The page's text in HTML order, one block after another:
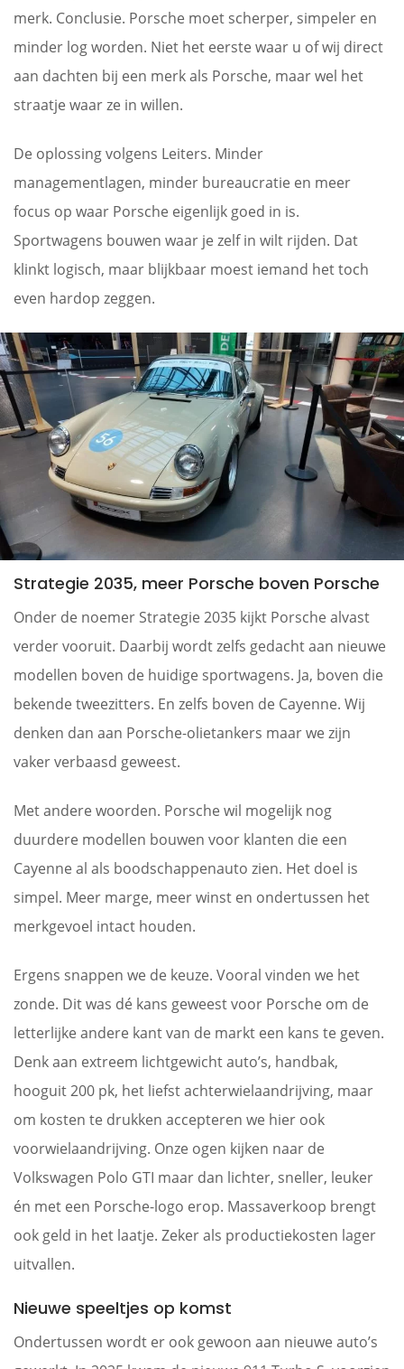
merk. Conclusie. Porsche moet scherper, simpeler en
minder log worden. Niet het eerste waar u of wij direct
aan dachten bij een merk als Porsche, maar wel het
straatje waar ze in willen.
De oplossing volgens Leiters. Minder
managementlagen, minder bureaucratie en meer
focus op waar Porsche eigenlijk goed in is.
Sportwagens bouwen waar je zelf in wilt rijden. Dat
klinkt logisch, maar blijkbaar moest iemand het toch
even hardop zeggen.
Strategie 2035, meer Porsche boven Porsche
Onder de noemer Strategie 2035 kijkt Porsche alvast
verder vooruit. Daarbij wordt zelfs gedacht aan nieuwe
modellen boven de huidige sportwagens. Ja, boven die
bekende tweezitters. En zelfs boven de Cayenne. Wij
denken dan aan Porsche-olietankers maar we zijn
vaker verbaasd geweest.
Met andere woorden. Porsche wil mogelijk nog
duurdere modellen bouwen voor klanten die een
Cayenne al als boodschappenauto zien. Het doel is
simpel. Meer marge, meer winst en ondertussen het
merkgevoel intact houden.
Ergens snappen we de keuze. Vooral vinden we het
zonde. Dit was dé kans geweest voor Porsche om de
letterlijke andere kant van de markt een kans te geven.
Denk aan extreem lichtgewicht auto’s, handbak,
hooguit 200 pk, het liefst achterwielaandrijving, maar
om kosten te drukken accepteren we hier ook
voorwielaandrijving. Onze ogen kijken naar de
Volkswagen Polo GTI maar dan lichter, sneller, leuker
én met een Porsche-logo erop. Massaverkoop brengt
ook geld in het laatje. Zeker als productiekosten lager
uitvallen.
Nieuwe speeltjes op komst
Ondertussen wordt er ook gewoon aan nieuwe auto’s